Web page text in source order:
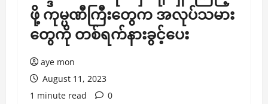
ဖို့ ကုမ္ပဏီကြီးတွေက အလုပ်သမား
တွေကို တစ်ရက်နားခွင့်ပေး
aye mon
August 11, 2023
1 minute read
0